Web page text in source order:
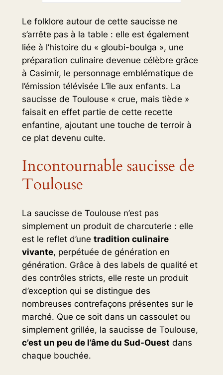
Le folklore autour de cette saucisse ne
s’arrête pas à la table : elle est également
liée à l’histoire du « gloubi-boulga », une
préparation culinaire devenue célèbre grâce
à Casimir, le personnage emblématique de
l’émission télévisée L’île aux enfants. La
saucisse de Toulouse « crue, mais tiède »
faisait en effet partie de cette recette
enfantine, ajoutant une touche de terroir à
ce plat devenu culte.
Incontournable saucisse de
Toulouse
La saucisse de Toulouse n’est pas
simplement un produit de charcuterie : elle
est le reflet d’une tradition culinaire
vivante, perpétuée de génération en
génération. Grâce à des labels de qualité et
des contrôles stricts, elle reste un produit
d’exception qui se distingue des
nombreuses contrefaçons présentes sur le
marché. Que ce soit dans un cassoulet ou
simplement grillée, la saucisse de Toulouse,
c’est un peu de l’âme du Sud-Ouest dans
chaque bouchée.